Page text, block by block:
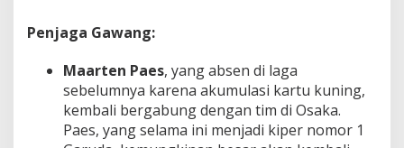
Penjaga Gawang:
Maarten Paes, yang absen di laga
sebelumnya karena akumulasi kartu kuning,
kembali bergabung dengan tim di Osaka.
Paes, yang selama ini menjadi kiper nomor 1